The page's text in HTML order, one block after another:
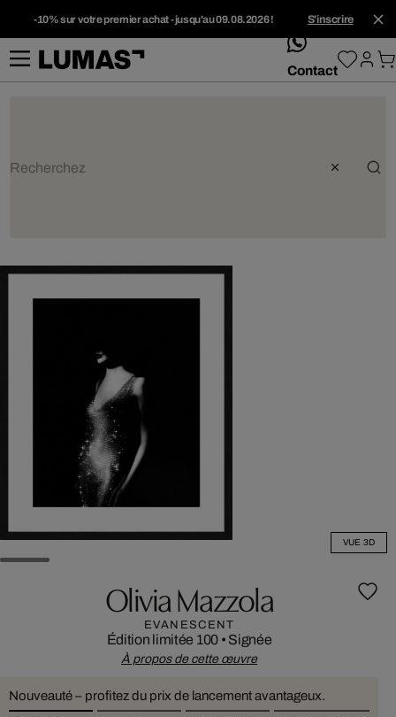
-10% sur votre premier achat - jusqu'au 09.08.2026 ! S'inscrire
whatsApp
Contact
VUE 3D
Olivia Mazzola
EVANESCENT
Édition limitée 100 • Signée
À propos de cette œuvre
Nouveauté – profitez du prix de lancement avantageux.